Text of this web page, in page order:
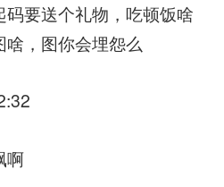
要送个礼物，吃顿饭啥
，图你会埋怨么
啊